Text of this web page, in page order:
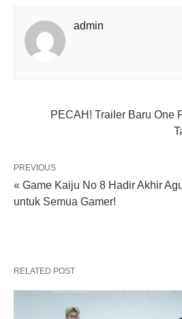
admin
PECAH! Trailer Baru One
PREVIOUS
« Game Kaiju No 8 Hadir Akhir
untuk Semua Gamer!
RELATED POST